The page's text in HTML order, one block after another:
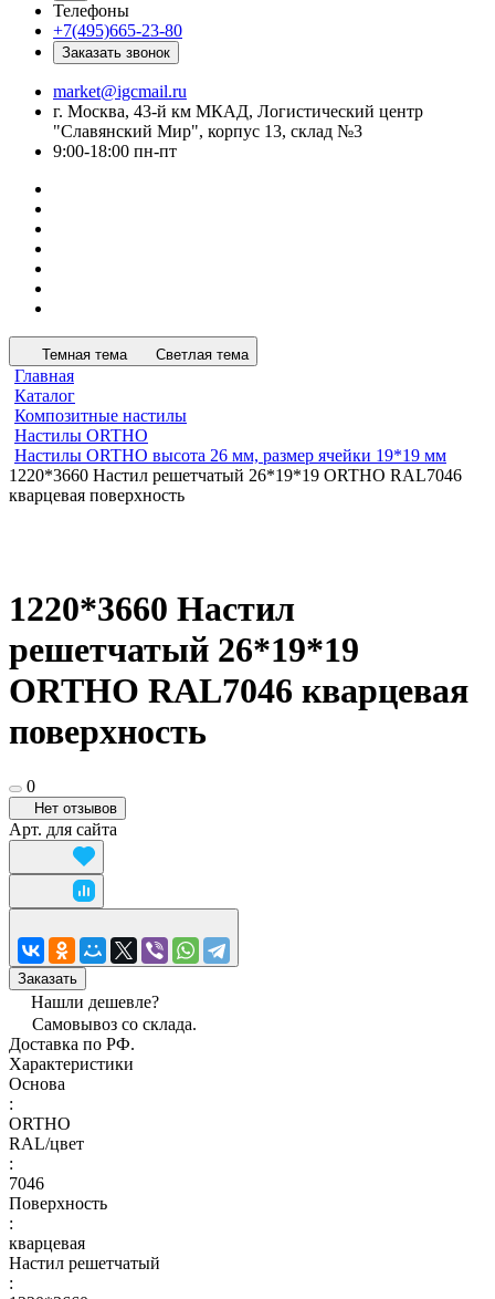
Телефоны
+7(495)665-23-80
Заказать звонок
market@igcmail.ru
г. Москва, 43-й км МКАД, Логистический центр
"Славянский Мир", корпус 13, склад №3
9:00-18:00 пн-пт
Темная тема Светлая тема
Главная
Каталог
Композитные настилы
Настилы ORTHO
Настилы ORTHO высота 26 мм, размер ячейки 19*19 мм
1220*3660 Настил решетчатый 26*19*19 ORTHO RAL7046
кварцевая поверхность
1220*3660 Настил
решетчатый 26*19*19
ORTHO RAL7046 кварцевая
поверхность
0
Нет отзывов
Арт. для сайта
Заказать
Нашли дешевле?
Самовывоз со склада.
Доставка по РФ.
Характеристики
Основа
:
ORTHO
RAL/цвет
:
7046
Поверхность
:
кварцевая
Настил решетчатый
: